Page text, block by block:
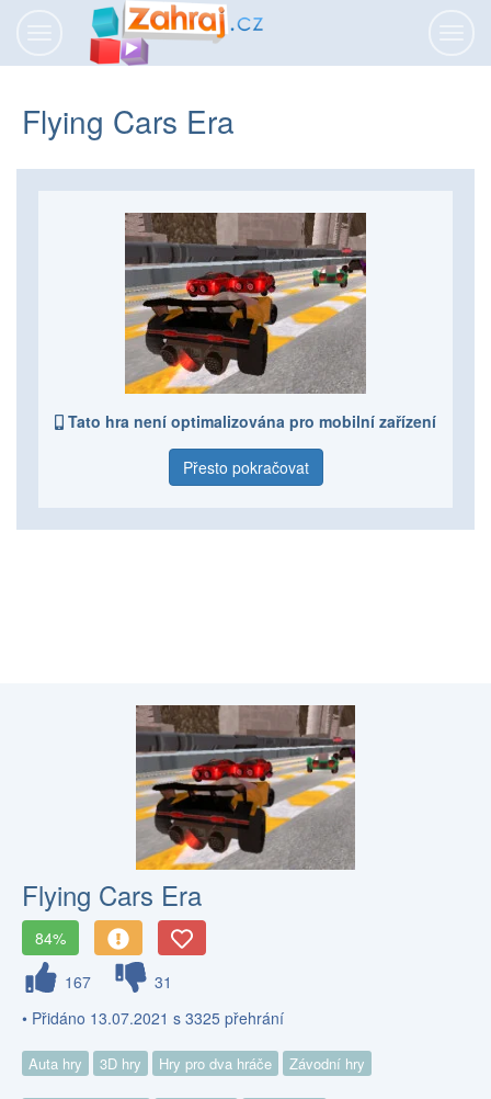
Flying Cars Era
Tato hra není optimalizována pro mobilní zařízení
Přesto pokračovat
Flying Cars Era
84%
167
31
• Přidáno 13.07.2021 s 3325 přehrání
Auta hry 3D hry Hry pro dva hráče Závodní hry